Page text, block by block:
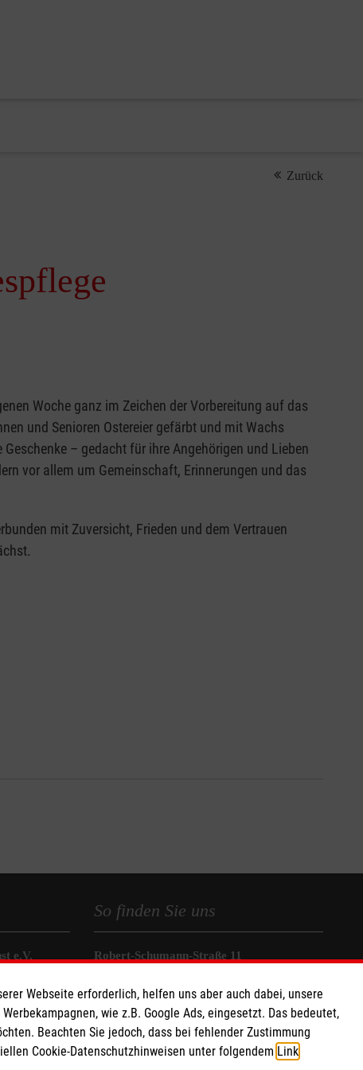
Zurück
Woche ganz im Zeichen der Vorbereitung auf das
und Senioren Ostereier gefärbt und mit Wachs
– gedacht für ihre Angehörigen und Lieben
vor allem um Gemeinschaft, Erinnerungen und das
mit Zuversicht, Frieden und dem Vertrauen
e.V.
18
So finden Sie uns
Robert-Schumann-Straße 11
Telefon: 03571 407070
Email:
hoyerswerda@malteser.org
Webseite erforderlich, helfen uns aber auch dabei, unsere
wie z.B. Google Ads, eingesetzt. Das bedeutet,
Beachten Sie jedoch, dass bei fehlender Zustimmung
Cookie-Datenschutzhinweisen unter folgendem Link